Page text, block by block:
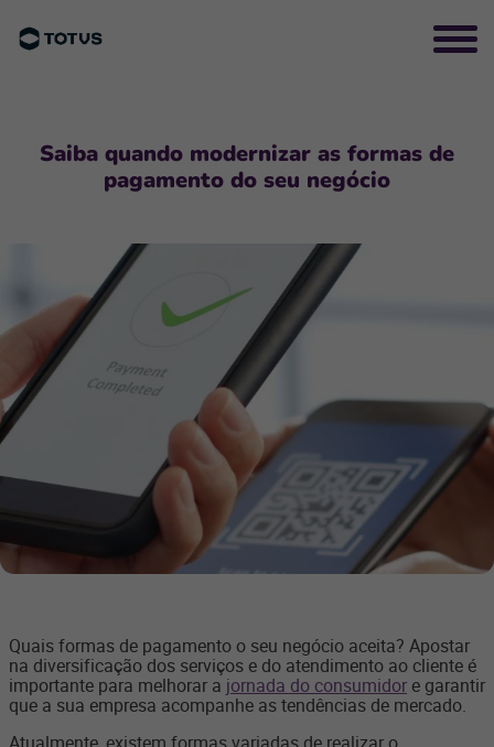
Saiba quando modernizar as formas de
pagamento do seu negócio
Quais formas de pagamento o seu negócio aceita? Apostar
na diversificação dos serviços e do atendimento ao cliente é
importante para melhorar a jornada do consumidor e garantir
que a sua empresa acompanhe as tendências de mercado.